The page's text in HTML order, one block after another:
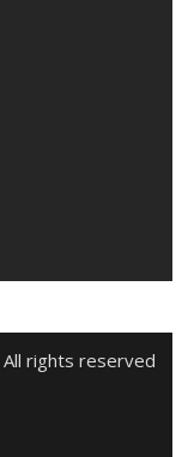
All rights reserved